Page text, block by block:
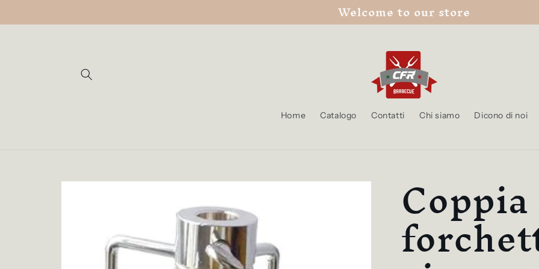
ai contenuti
Welcome to our store
Home Catalogo Contatti Chi siamo Dicono di noi
Passa alle